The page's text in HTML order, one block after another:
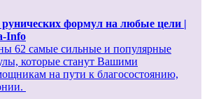
формул на любые цели |
Info
62 самые сильные и популярные
которые станут Вашими
на пути к благосостоянию,